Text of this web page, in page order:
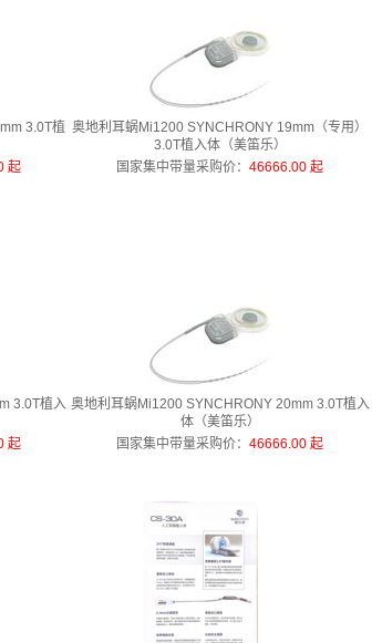
3.0T植
起
奥地利耳蜗Mi1200 SYNCHRONY 19mm（专用）
3.0T植入体（美笛乐）
国家集中带量采购价：46666.00 起
3.0T植入
起
奥地利耳蜗Mi1200 SYNCHRONY 20mm 3.0T植入
体（美笛乐）
国家集中带量采购价：46666.00 起